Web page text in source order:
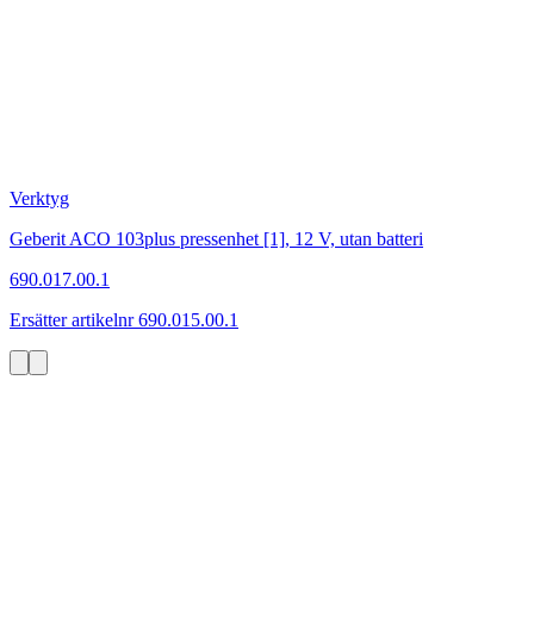
Verktyg
Geberit ACO 103plus pressenhet [1], 12 V, utan batteri
690.017.00.1
Ersätter artikelnr 690.015.00.1